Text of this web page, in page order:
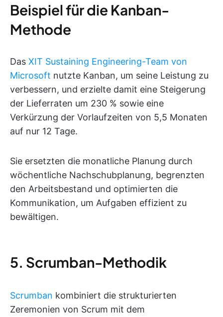
Beispiel für die Kanban-
Methode
Das XIT Sustaining Engineering-Team von
Microsoft nutzte Kanban, um seine Leistung zu
verbessern, und erzielte damit eine Steigerung
der Lieferraten um 230 % sowie eine
Verkürzung der Vorlaufzeiten von 5,5 Monaten
auf nur 12 Tage.
Sie ersetzten die monatliche Planung durch
wöchentliche Nachschubplanung, begrenzten
den Arbeitsbestand und optimierten die
Kommunikation, um Aufgaben effizient zu
bewältigen.
5. Scrumban-Methodik
Scrumban kombiniert die strukturierten
Zeremonien von Scrum mit dem